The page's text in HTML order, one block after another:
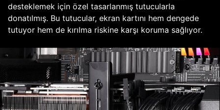
desteklemek için özel tasarlanmış tutucularla
donatılmış. Bu tutucular, ekran kartını hem dengede
tutuyor hem de kırılma riskine karşı koruma sağlıyor.